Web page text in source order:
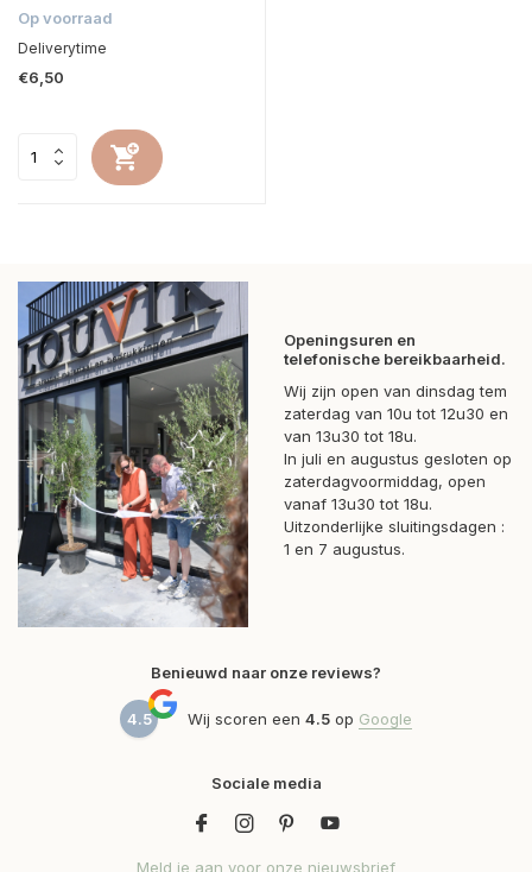
Op voorraad
Deliverytime
€6,50
Openingsuren en
telefonische bereikbaarheid.
Wij zijn open van dinsdag tem
zaterdag van 10u tot 12u30 en
van 13u30 tot 18u.
In juli en augustus gesloten op
zaterdagvoormiddag, open
vanaf 13u30 tot 18u.
Uitzonderlijke sluitingsdagen :
1 en 7 augustus.
Benieuwd naar onze reviews?
4.5 Wij scoren een 4.5 op Google
Sociale media
Meld je aan voor onze nieuwsbrief